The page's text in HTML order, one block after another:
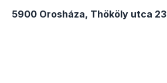
5900 Orosháza, Thököly utca 23